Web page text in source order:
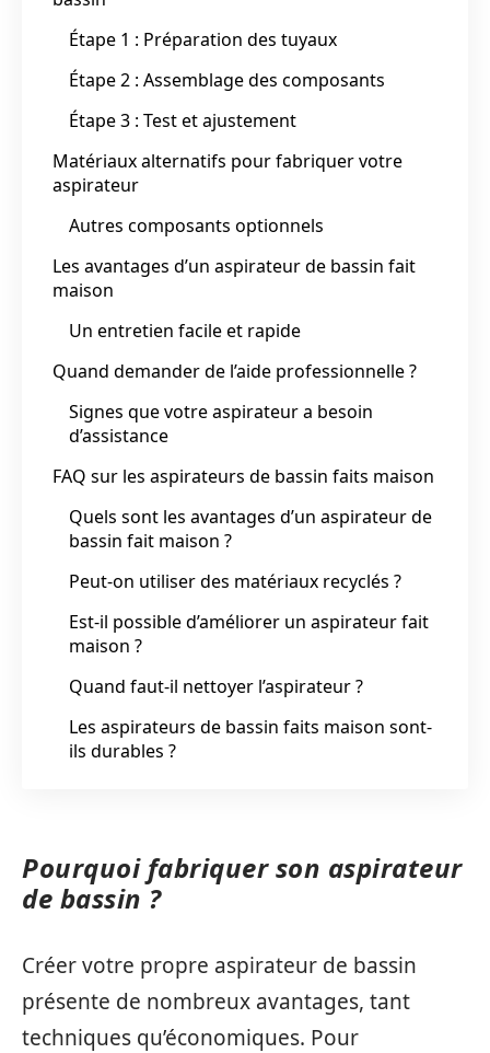
Étape 1 : Préparation des tuyaux
Étape 2 : Assemblage des composants
Étape 3 : Test et ajustement
Matériaux alternatifs pour fabriquer votre
aspirateur
Autres composants optionnels
Les avantages d’un aspirateur de bassin fait
maison
Un entretien facile et rapide
Quand demander de l’aide professionnelle ?
Signes que votre aspirateur a besoin
d’assistance
FAQ sur les aspirateurs de bassin faits maison
Quels sont les avantages d’un aspirateur de
bassin fait maison ?
Peut-on utiliser des matériaux recyclés ?
Est-il possible d’améliorer un aspirateur fait
maison ?
Quand faut-il nettoyer l’aspirateur ?
Les aspirateurs de bassin faits maison sont-
ils durables ?
Pourquoi fabriquer son aspirateur
de bassin ?
Créer votre propre aspirateur de bassin
présente de nombreux avantages, tant
techniques qu’économiques. Pour